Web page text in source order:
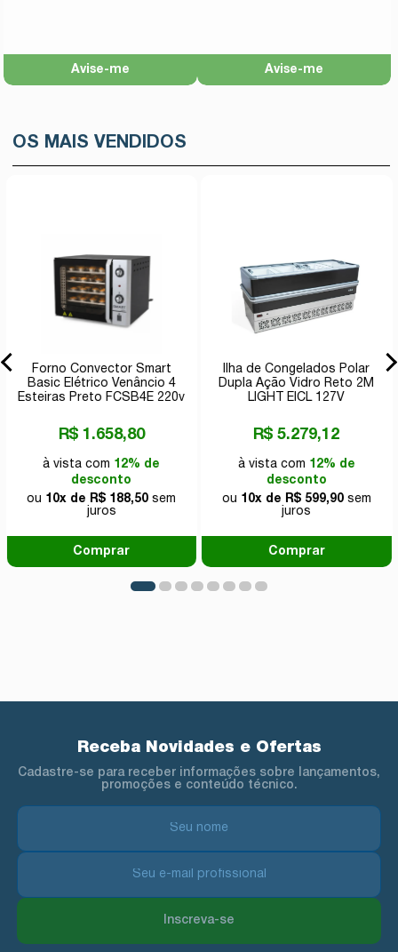
Avise-me Avise-me
OS MAIS VENDIDOS
Forno Convector Smart
Basic Elétrico Venâncio 4
Esteiras Preto FCSB4E 220v
R$ 1.658,80
à vista com 12% de
desconto
ou 10x de R$ 188,50 sem
juros
Comprar
Ilha de Congelados Polar
Dupla Ação Vidro Reto 2M
LIGHT EICL 127V
R$ 5.279,12
à vista com 12% de
desconto
ou 10x de R$ 599,90sem
juros
Comprar
Receba Novidades e Ofertas
Cadastre-se para receber informações sobre lançamentos,
promoções e conteúdo técnico.
Inscreva-se